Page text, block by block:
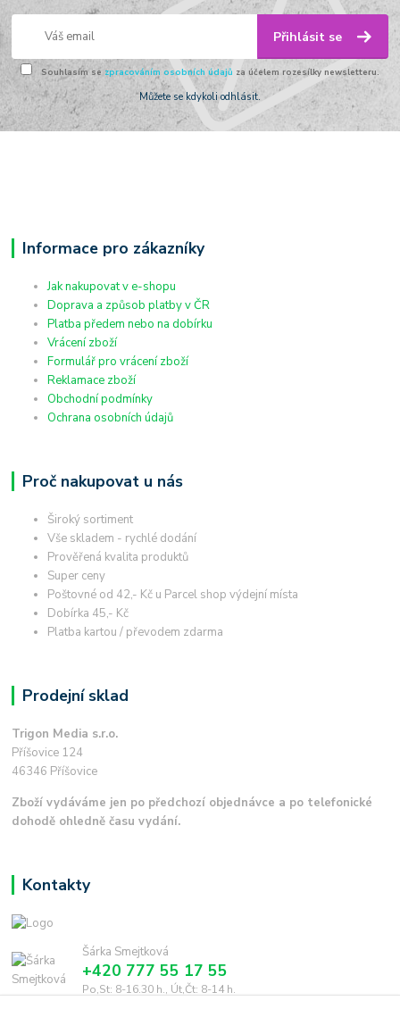
Přihlásit se
Souhlasím se zpracováním osobních údajů za účelem rozesílky newsletteru.
Můžete se kdykoli odhlásit.
Informace pro zákazníky
Jak nakupovat v e-shopu
Doprava a způsob platby v ČR
Platba předem nebo na dobírku
Vrácení zboží
Formulář pro vrácení zboží
Reklamace zboží
Obchodní podmínky
Ochrana osobních údajů
Proč nakupovat u nás
Široký sortiment
Vše skladem - rychlé dodání
Prověřená kvalita produktů
Super ceny
Poštovné od 42,- Kč u Parcel shop výdejní místa
Dobírka 45,- Kč
Platba kartou / převodem zdarma
Prodejní sklad
Trigon Media s.r.o.
Příšovice 124
46346 Příšovice
Zboží vydáváme jen po předchozí objednávce a po telefonické
dohodě ohledně času vydání.
Kontakty
Šárka Smejtková
+420 777 55 17 55
Po,St: 8-16.30 h., Út,Čt: 8-14 h.